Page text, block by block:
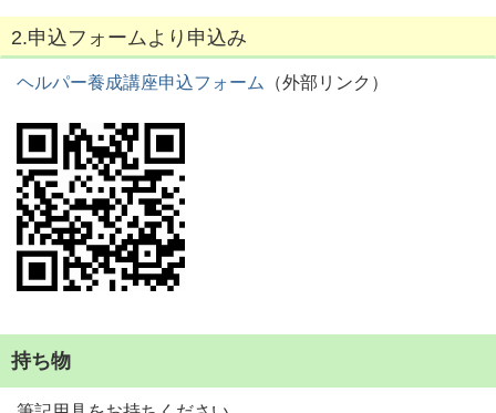
2.申込フォームより申込み
ヘルパー養成講座申込フォーム （外部リンク）
持ち物